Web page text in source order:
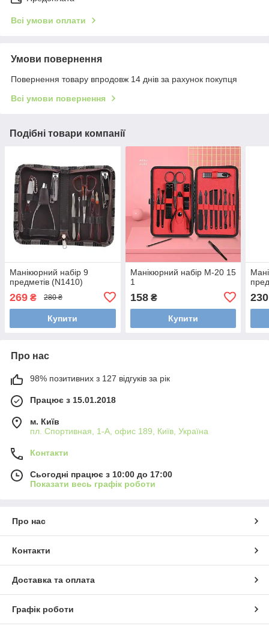
Всі умови оплати
Умови повернення
Повернення товару впродовж 14 днів за рахунок покупця
Всі умови повернення
Подібні товари компанії
Манікюрний набір 9
предметів (N1410)
269 ₴ 280 ₴
Купити
Манікюрний набір M-20 15
1
158₴
Купити
230
Про нас
98% позитивних з 127 відгуків за рік
Працює з 15.01.2018
м. Київ
пл. Спортивная, 1-А, офис 189, Київ, Україна
Контакти
Сьогодні працює з 10:00 до 17:00
Показати весь графік роботи
Про нас
Контакти
Доставка та оплата
Графік роботи